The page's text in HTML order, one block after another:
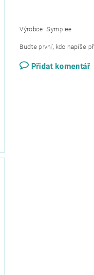
Výrobce: Symplee
Buďte první, kdo napíše
Přidat komentář